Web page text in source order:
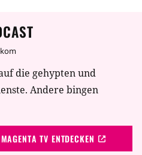
die gehypten und
Andere bingen
MAGENTA TV ENTDECKEN